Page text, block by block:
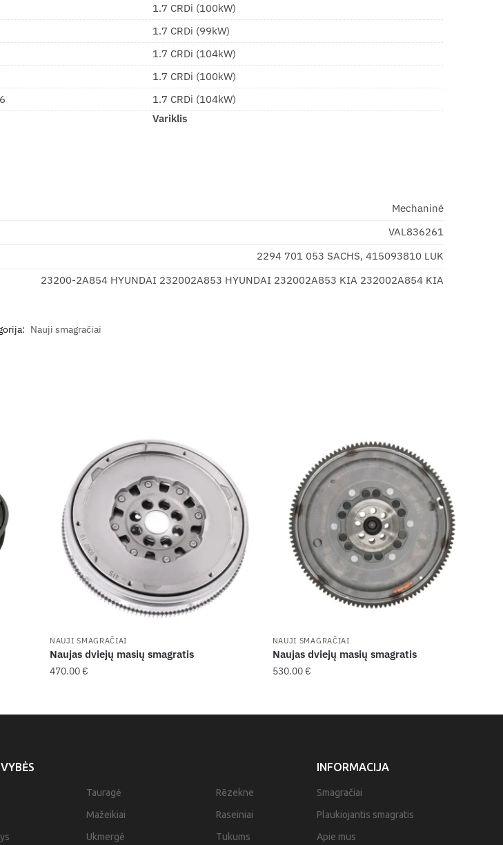
Variklis
1.7 CRDi (100kW)
1.7 CRDi (99kW)
1.7 CRDi (104kW)
1.7 CRDi (100kW)
1.7 CRDi (104kW)
Mechaninė
VAL836261
2294 701 053 SACHS, 415093810 LUK
23200-2A854 HYUNDAI 232002A853 HYUNDAI 232002A853 KIA 232002A854 KIA
Nauji smagračiai
NAUJI SMAGRAČIAI
Naujas dviejų masių smagratis
470.00€
NAUJI SMAGRAČIAI
Naujas dviejų masių smagratis
530.00€
Tauragė
Mažeikiai
Ukmergė
Rēzekne
Raseiniai
Tukums
INFORMACIJA
Smagračiai
Plaukiojantis smagratis
Apie mus